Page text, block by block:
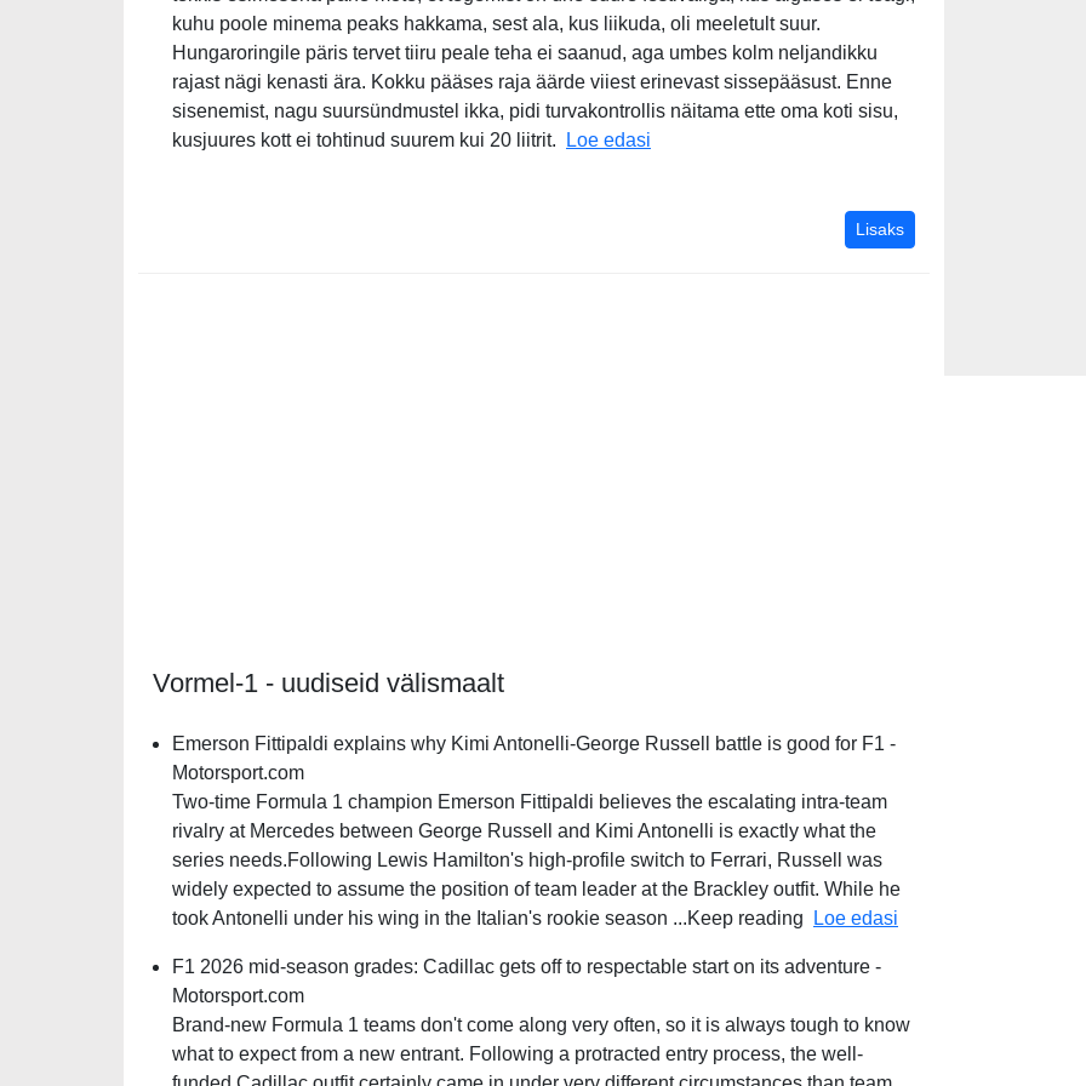
kuhu poole minema peaks hakkama, sest ala, kus liikuda, oli meeletult suur.
Hungaroringile päris tervet tiiru peale teha ei saanud, aga umbes kolm neljandikku
rajast nägi kenasti ära. Kokku pääses raja äärde viiest erinevast sissepääsust. Enne
sisenemist, nagu suursündmustel ikka, pidi turvakontrollis näitama ette oma koti sisu,
kusjuures kott ei tohtinud suurem kui 20 liitrit.
Loe edasi
Lisakskõik uudised mujalt
Vormel-1 - uudiseid välismaalt
Emerson Fittipaldi explains why Kimi Antonelli-George Russell battle is good for F1 -
Motorsport.com
Two-time Formula 1 champion Emerson Fittipaldi believes the escalating intra-team
rivalry at Mercedes between George Russell and Kimi Antonelli is exactly what the
series needs.Following Lewis Hamilton's high-profile switch to Ferrari, Russell was
widely expected to assume the position of team leader at the Brackley outfit. While he
took Antonelli under his wing in the Italian's rookie season ...Keep reading
Loe edasi
F1 2026 mid-season grades: Cadillac gets off to respectable start on its adventure -
Motorsport.com
Brand-new Formula 1 teams don't come along very often, so it is always tough to know
what to expect from a new entrant. Following a protracted entry process, the well-